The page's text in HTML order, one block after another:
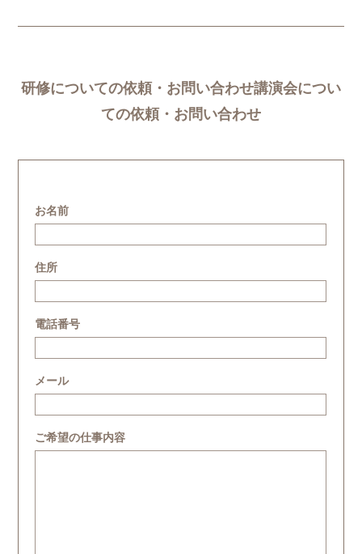
研修についての依頼・お問い合わせ講演会につい
ての依頼・お問い合わせ
お名前
住所
電話番号
メール
ご希望の仕事内容